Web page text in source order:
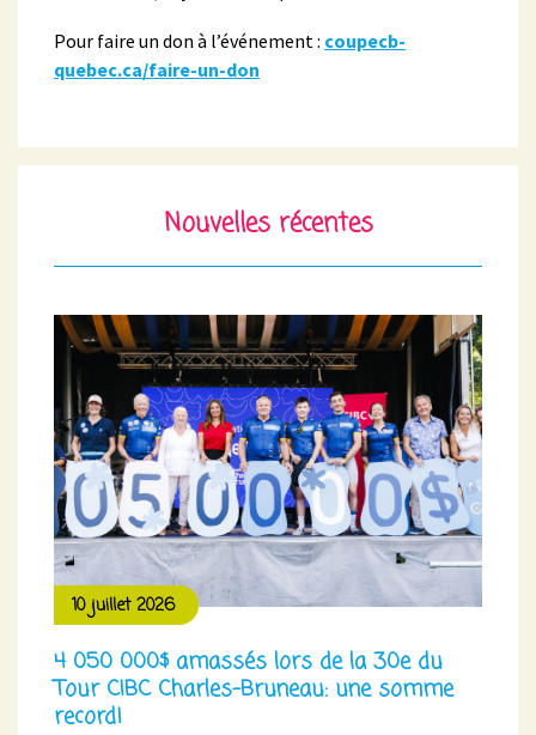
Pour faire un don à l’événement : coupecb-
quebec.ca/faire-un-don
Nouvelles récentes
10 juillet 2026
4 050 000$ amassés lors de la 30e du
Tour CIBC Charles-Bruneau: une somme
record!